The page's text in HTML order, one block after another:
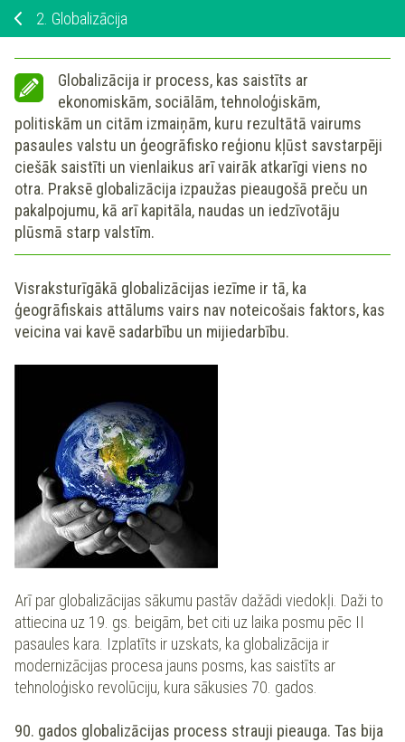
2. Globalizācija
Globalizācija ir process, kas saistīts ar
ekonomiskām, sociālām, tehnoloģiskām,
politiskām un citām izmaiņām, kuru rezultātā vairums
pasaules valstu un ģeogrāfisko reģionu kļūst savstarpēji
ciešāk saistīti un vienlaikus arī vairāk atkarīgi viens no
otra. Praksē globalizācija izpaužas pieaugošā preču un
pakalpojumu, kā arī kapitāla, naudas un iedzīvotāju
plūsmā starp valstīm.
Visraksturīgākā globalizācijas iezīme ir tā, ka
ģeogrāfiskais attālums vairs nav noteicošais faktors, kas
veicina vai kavē sadarbību un mijiedarbību.
Arī par globalizācijas sākumu pastāv dažādi viedokļi. Daži to
attiecina uz 19. gs. beigām, bet citi uz laika posmu pēc II
pasaules kara. Izplatīts ir uzskats, ka globalizācija ir
modernizācijas procesa jauns posms, kas saistīts ar
tehnoloģisko revolūciju, kura sākusies 70. gados.
90. gados globalizācijas process strauji pieauga. Tas bija